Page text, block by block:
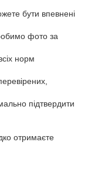
бути впевнені
фото за
норм
підтвердити
отримаєте